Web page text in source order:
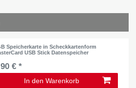
Speicherkarte in Scheckkartenform
USB Stick Datenspeicher
€ *
In den Warenkorb